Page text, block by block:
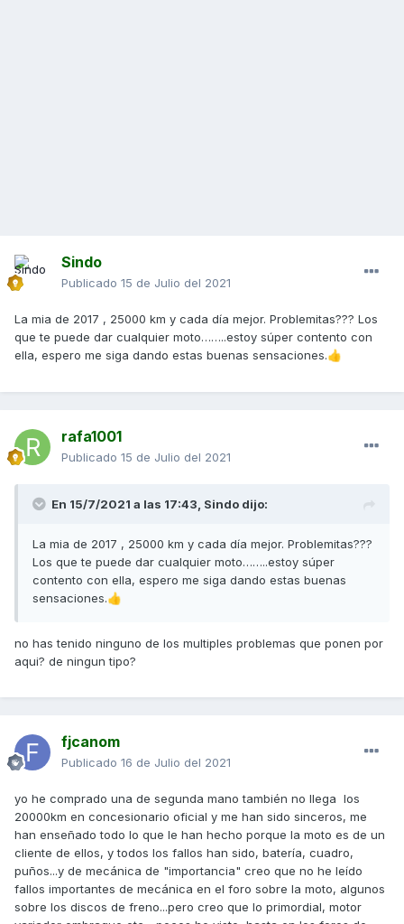
Sindo
Publicado 15 de Julio del 2021
La mia de 2017 , 25000 km y cada día mejor. Problemitas??? Los
que te puede dar cualquier moto……..estoy súper contento con
ella, espero me siga dando estas buenas sensaciones.👍
rafa1001
Publicado 15 de Julio del 2021
En 15/7/2021 a las 17:43, Sindo dijo:
La mia de 2017 , 25000 km y cada día mejor. Problemitas???
Los que te puede dar cualquier moto……..estoy súper
contento con ella, espero me siga dando estas buenas
sensaciones.👍
no has tenido ninguno de los multiples problemas que ponen por
aqui? de ningun tipo?
fjcanom
Publicado 16 de Julio del 2021
yo he comprado una de segunda mano también no llega los
20000km en concesionario oficial y me han sido sinceros, me
han enseñado todo lo que le han hecho porque la moto es de un
cliente de ellos, y todos los fallos han sido, batería, cuadro,
puños...y de mecánica de "importancia" creo que no he leído
fallos importantes de mecánica en el foro sobre la moto, algunos
sobre los discos de freno...pero creo que lo primordial, motor